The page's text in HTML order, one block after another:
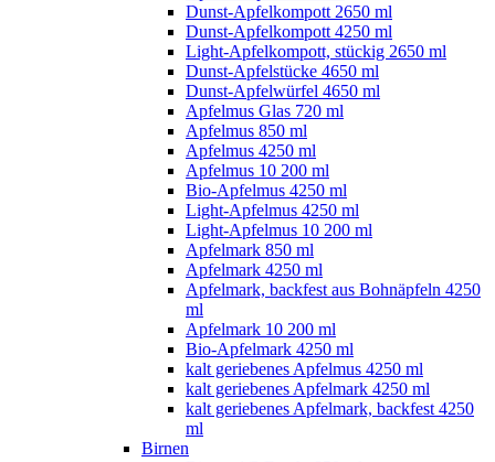
Dunst-Apfelkompott 2650 ml
Dunst-Apfelkompott 4250 ml
Light-Apfelkompott, stückig 2650 ml
Dunst-Apfelstücke 4650 ml
Dunst-Apfelwürfel 4650 ml
Apfelmus Glas 720 ml
Apfelmus 850 ml
Apfelmus 4250 ml
Apfelmus 10 200 ml
Bio-Apfelmus 4250 ml
Light-Apfelmus 4250 ml
Light-Apfelmus 10 200 ml
Apfelmark 850 ml
Apfelmark 4250 ml
Apfelmark, backfest aus Bohnäpfeln 4250
ml
Apfelmark 10 200 ml
Bio-Apfelmark 4250 ml
kalt geriebenes Apfelmus 4250 ml
kalt geriebenes Apfelmark 4250 ml
kalt geriebenes Apfelmark, backfest 4250
ml
Birnen